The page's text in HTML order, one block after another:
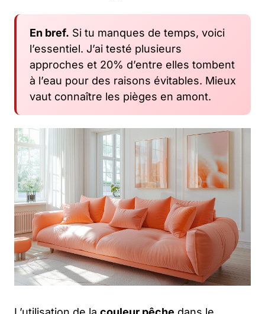
En bref. Si tu manques de temps, voici
l’essentiel. J’ai testé plusieurs
approches et 20% d’entre elles tombent
à l’eau pour des raisons évitables. Mieux
vaut connaître les pièges en amont.